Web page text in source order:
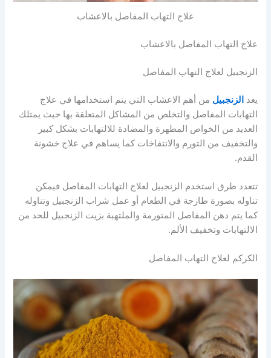
علاج التهاب المفاصل بالاعشاب
علاج التهاب المفاصل بالاعشاب
الزنجبيل لعلاج التهاب المفاصل
يعد الزنجبيل من أهم الاعشاب التي يتم استخدامها في علاج
التهابات المفاصل والتخلص من المشاكل المتعلقة بها حيث يمتلك
العديد من الخواص المطهرة والمضادة للالتهابات بشكل كبير
والتخفيف من التورم والانتفاخات كما يساهم في علاج خشونة
القدم.
تتعدد طرق استخدم الزنجبيل لعلاج التهابات المفاصل فيمكن
تناوله بصورة طازجة في الطعام أو عمل شراب الزنجبيل وتناوله
كما يتم دهن المفاصل المتورمة والملتهبة بزيت الزنجبيل للحد من
الالتهابات وتخفيف الألم.
الكركم لعلاج التهاب المفاصل